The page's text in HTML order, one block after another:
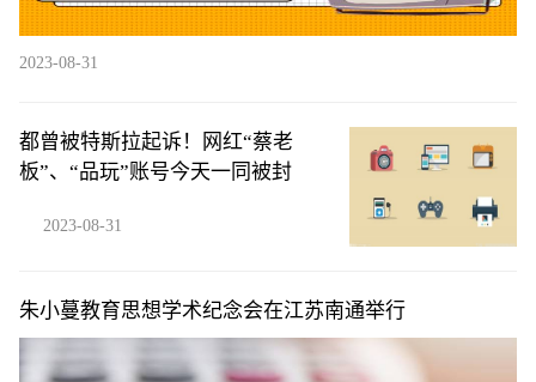
2023-08-31
都曾被特斯拉起诉！网红“蔡老
板”、“品玩”账号今天一同被封
2023-08-31
朱小蔓教育思想学术纪念会在江苏南通举行